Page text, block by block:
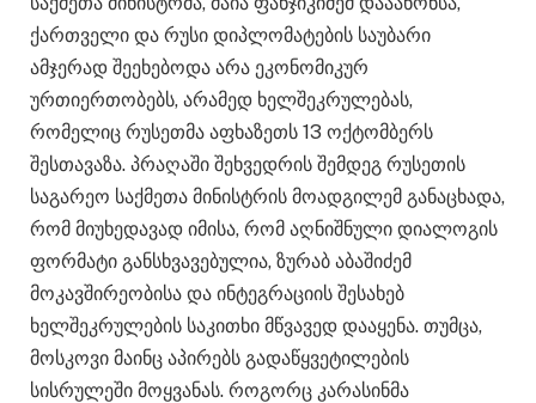
ქართველი და რუსი დიპლომატების საუბარი
ამჯერად შეეხებოდა არა ეკონომიკურ
ურთიერთობებს, არამედ ხელშეკრულებას,
რომელიც რუსეთმა აფხაზეთს 13 ოქტომბერს
შესთავაზა. პრაღაში შეხვედრის შემდეგ რუსეთის
საგარეო საქმეთა მინისტრის მოადგილემ განაცხადა,
რომ მიუხედავად იმისა, რომ აღნიშნული დიალოგის
ფორმატი განსხვავებულია, ზურაბ აბაშიძემ
მოკავშირეობისა და ინტეგრაციის შესახებ
ხელშეკრულების საკითხი მწვავედ დააყენა. თუმცა,
მოსკოვი მაინც აპირებს გადაწყვეტილების
სისრულეში მოყვანას. როგორც კარასინმა